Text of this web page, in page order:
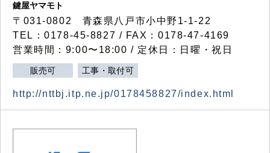
鍵屋ヤマモト
〒031-0802 青森県八戸市小中野1-1-22
TEL：0178-45-8827 / FAX：0178-47-4169
営業時間：9:00〜18:00 / 定休日：日曜・祝日
販売可 工事・取付可
http://nttbj.itp.ne.jp/0178458827/index.html